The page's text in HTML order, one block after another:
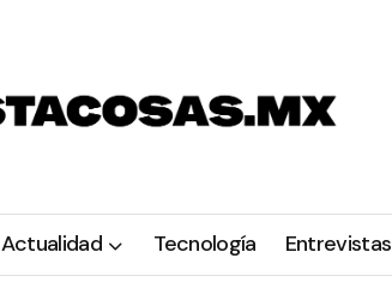
Actualidad Tecnología Entrevistas